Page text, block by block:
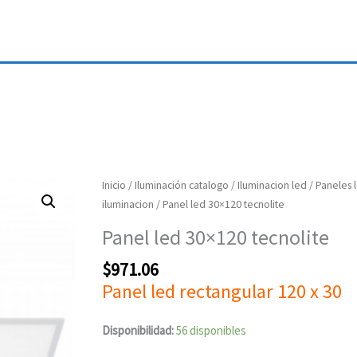
Inicio /Iluminación catalogo /Iluminacion led /Paneles
iluminacion / Panel led 30×120 tecnolite
Panel led 30×120 tecnolite
$971.06
Panel led rectangular 120 x 30
Disponibilidad:56 disponibles
Panel
led
tecnolite
cantidad